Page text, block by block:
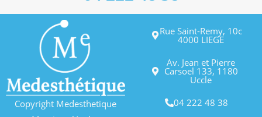
Copyright Medesthetique
Rue Saint-Remy, 10c
4000 LIEGE
Av. Jean et Pierre
Carsoel 133, 1180
Uccle
04 222 48 38